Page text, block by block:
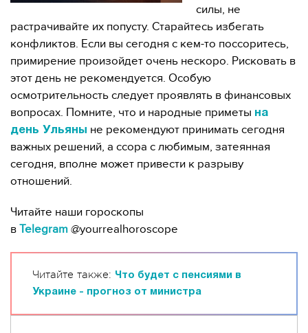
силы, не
растрачивайте их попусту. Старайтесь избегать
конфликтов. Если вы сегодня с кем-то поссоритесь,
примирение произойдет очень нескоро. Рисковать в
этот день не рекомендуется. Особую
осмотрительность следует проявлять в финансовых
вопросах. Помните, что и народные приметы на
день Ульяны не рекомендуют принимать сегодня
важных решений, а ссора с любимым, затеянная
сегодня, вполне может привести к разрыву
отношений.
Читайте наши гороскопы
в Telegram @yourrealhoroscope
Читайте также: Что будет с пенсиями в
Украине - прогноз от министра